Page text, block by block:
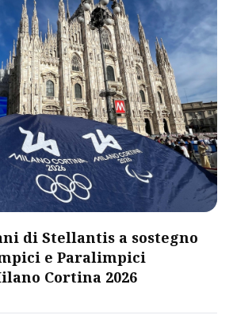
di Stellantis a sostegno
e Paralimpici
Cortina 2026